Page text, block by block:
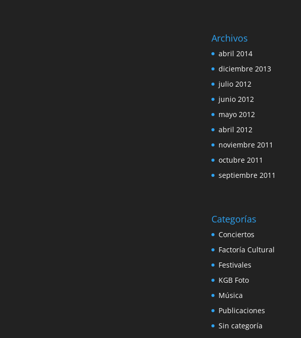
Archivos
abril 2014
diciembre 2013
julio 2012
junio 2012
mayo 2012
abril 2012
noviembre 2011
octubre 2011
septiembre 2011
Categorías
Conciertos
Factoría Cultural
Festivales
KGB Foto
Música
Publicaciones
Sin categoría